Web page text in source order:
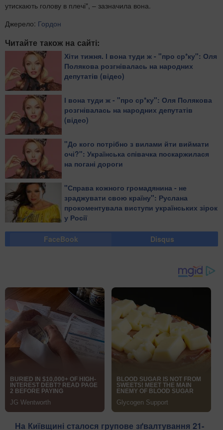
утискають голову в плечі", – зазначила вона.
Джерело: Гордон
Читайте також на сайті:
Хіти тижня. І вона туди ж - "про ср*ку": Оля
Полякова розгнівалась на народних
депутатів (відео)
І вона туди ж - "про ср*ку": Оля Полякова
розгнівалась на народних депутатів
(відео)
"До кого потрібно з вилами йти виймати
очі?": Українська співачка поскаржилася
на погані дороги
"Справа кожного громадянина - не
зраджувати свою країну": Руслана
прокоментувала виступи українських зірок
у Росії
FaceBook Disqus
На Київщині сталося групове зґвалтування 21-